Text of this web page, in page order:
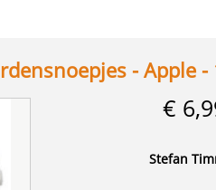
- Apple -
€
Stefan